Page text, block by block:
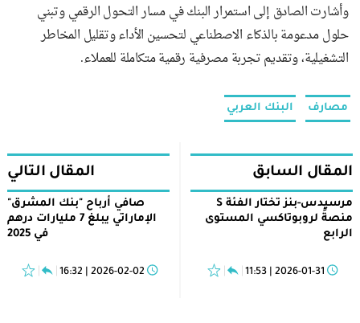
وأشارت الصادق إلى استمرار البنك في مسار التحول الرقمي وتبني
حلول مدعومة بالذكاء الاصطناعي لتحسين الأداء وتقليل المخاطر
التشغيلية، وتقديم تجربة مصرفية رقمية متكاملة للعملاء.
مصارف البنك العربي
المقال السابق
مرسيدس-بنز تختار الفئة S
منصةً لروبوتاكسي المستوى
الرابع
2026-01-31 | 11:53
المقال التالي
صافي أرباح "بنك المشرق"
الإماراتي يبلغ 7 مليارات درهم
في 2025
2026-02-02 | 16:32